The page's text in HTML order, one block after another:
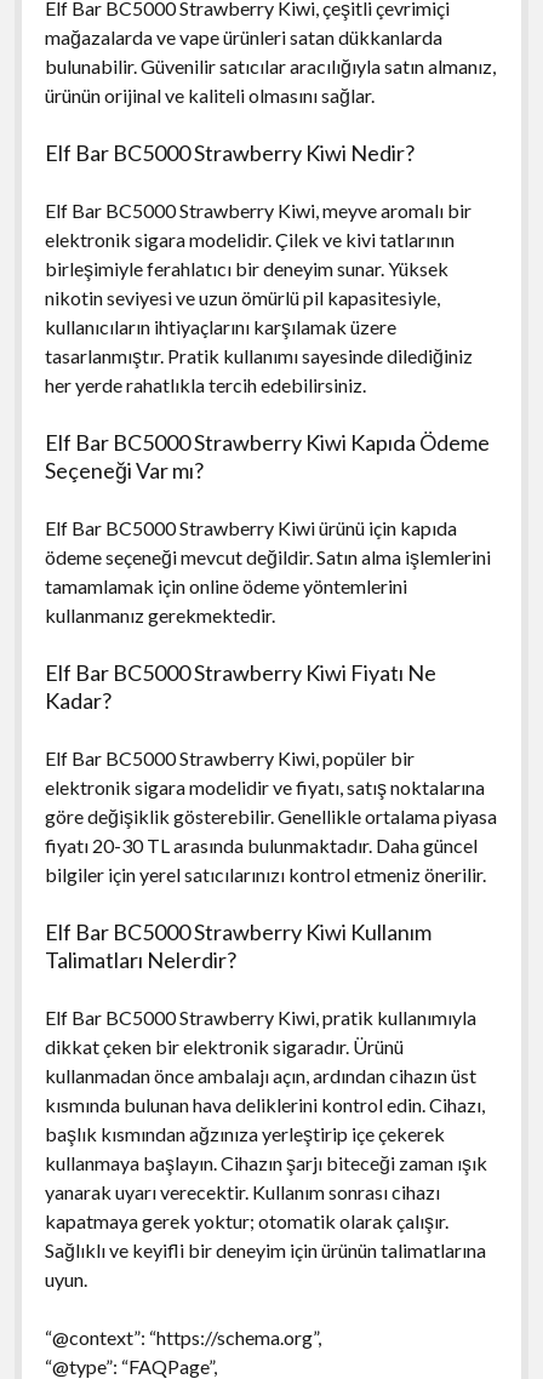
Elf Bar BC5000 Strawberry Kiwi, çeşitli çevrimiçi
mağazalarda ve vape ürünleri satan dükkanlarda
bulunabilir. Güvenilir satıcılar aracılığıyla satın almanız,
ürünün orijinal ve kaliteli olmasını sağlar.
Elf Bar BC5000 Strawberry Kiwi Nedir?
Elf Bar BC5000 Strawberry Kiwi, meyve aromalı bir
elektronik sigara modelidir. Çilek ve kivi tatlarının
birleşimiyle ferahlatıcı bir deneyim sunar. Yüksek
nikotin seviyesi ve uzun ömürlü pil kapasitesiyle,
kullanıcıların ihtiyaçlarını karşılamak üzere
tasarlanmıştır. Pratik kullanımı sayesinde dilediğiniz
her yerde rahatlıkla tercih edebilirsiniz.
Elf Bar BC5000 Strawberry Kiwi Kapıda Ödeme
Seçeneği Var mı?
Elf Bar BC5000 Strawberry Kiwi ürünü için kapıda
ödeme seçeneği mevcut değildir. Satın alma işlemlerini
tamamlamak için online ödeme yöntemlerini
kullanmanız gerekmektedir.
Elf Bar BC5000 Strawberry Kiwi Fiyatı Ne
Kadar?
Elf Bar BC5000 Strawberry Kiwi, popüler bir
elektronik sigara modelidir ve fiyatı, satış noktalarına
göre değişiklik gösterebilir. Genellikle ortalama piyasa
fiyatı 20-30 TL arasında bulunmaktadır. Daha güncel
bilgiler için yerel satıcılarınızı kontrol etmeniz önerilir.
Elf Bar BC5000 Strawberry Kiwi Kullanım
Talimatları Nelerdir?
Elf Bar BC5000 Strawberry Kiwi, pratik kullanımıyla
dikkat çeken bir elektronik sigaradır. Ürünü
kullanmadan önce ambalajı açın, ardından cihazın üst
kısmında bulunan hava deliklerini kontrol edin. Cihazı,
başlık kısmından ağzınıza yerleştirip içe çekerek
kullanmaya başlayın. Cihazın şarjı biteceği zaman ışık
yanarak uyarı verecektir. Kullanım sonrası cihazı
kapatmaya gerek yoktur; otomatik olarak çalışır.
Sağlıklı ve keyifli bir deneyim için ürünün talimatlarına
uyun.
“@context”: “https://schema.org”,
“@type”: “FAQPage”,